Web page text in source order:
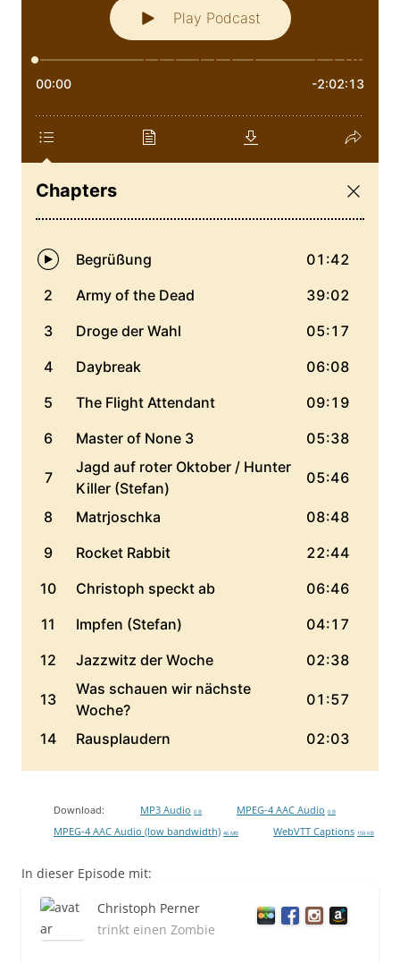
Download: MP3 Audio 0 B MPEG-4 AAC Audio 0 B
MPEG-4 AAC Audio (low bandwidth) 46 MB WebVTT Captions 159 KB
In dieser Episode mit:
Christoph Perner
trinkt einen Zombie